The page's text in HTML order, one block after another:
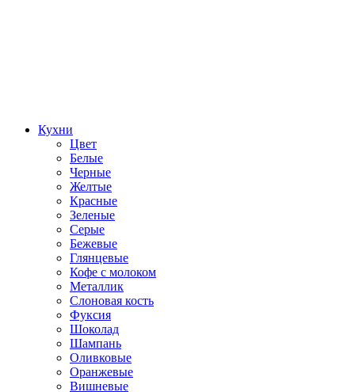
Кухни
Цвет
Белые
Черные
Желтые
Красные
Зеленые
Серые
Бежевые
Глянцевые
Кофе с молоком
Металлик
Слоновая кость
Фуксия
Шоколад
Шампань
Оливковые
Оранжевые
Вишневые